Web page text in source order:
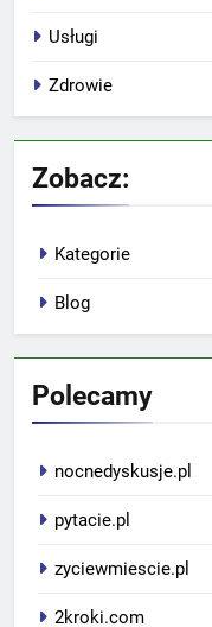
Usługi
Zdrowie
Zobacz:
Kategorie
Blog
Polecamy
nocnedyskusje.pl
pytacie.pl
zyciewmiescie.pl
2kroki.com